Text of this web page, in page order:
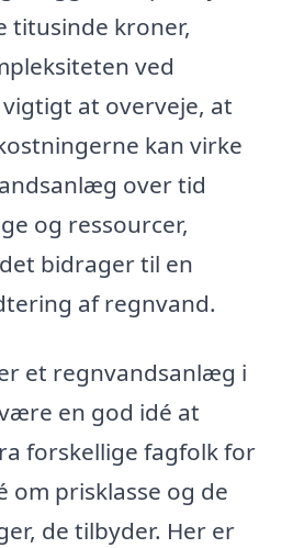
titusinde kroner,
ved
at overveje, at
kan virke
over tid
og ressourcer,
bidrager til en
af regnvand.
et regnvandsanlæg i
en god idé at
forskellige fagfolk for
om prisklasse og de
de tilbyder. Her er